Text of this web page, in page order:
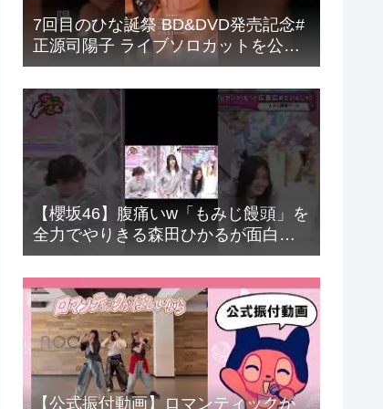
7回目のひな誕祭 BD&DVD発売記念#
正源司陽子 ライブソロカットを公開
#日向坂46 #hinatazaka46 #
【櫻坂46】腹痛いw「もみじ饅頭」を
全力でやりきる森田ひかるが面白す
ぎる#森田ひかる #山﨑天 #守屋麗奈
#向井純葉 #石森璃花 #小田倉麗奈 #
櫻坂46 #sakurazaka46 #shorts
【公式振付動画】ロマンティックが